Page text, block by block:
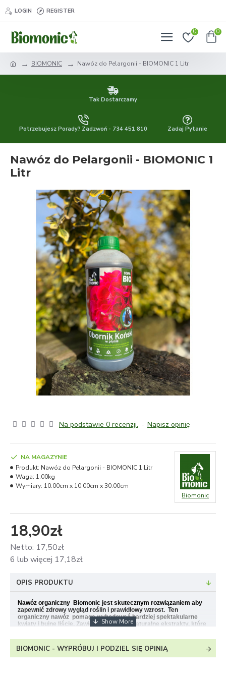
LOGIN REGISTER
0 0
BIOMONIC Nawóz do Pelargonii - BIOMONIC 1 Litr
Tak Dostarczamy
Potrzebujesz Porady? Zadzwoń - 734 451 810 Zadaj Pytanie
Nawóz do Pelargonii - BIOMONIC 1
Litr
Na podstawie 0 recenzji. - Napisz opinię
18,90zł
Netto: 17,50zł
6 lub więcej 17,18zł
NA MAGAZYNIE
Produkt: Nawóz do Pelargonii - BIOMONIC 1 Litr
Waga: 1.00kg
Wymiary: 10.00cm x 10.00cm x 30.00cm
Biomonic
OPIS PRODUKTU
Nawóz organiczny Biomonic jest skutecznym rozwiązaniem aby
zapewnić zdrowy wygląd roślin i prawidłowy wzrost. Ten
organiczny nawóz pomaga wyhodować bardziej spektakularne
kwiaty i bujne liście. Zawiera całkowicie naturalne ekstrakty, które
kwitnących.
ZALETY OBORNIKA KOŃSKIEGO W PŁYNIE:
BIOMONIC - WYPRÓBUJ I PODZIEL SIĘ OPINIĄ